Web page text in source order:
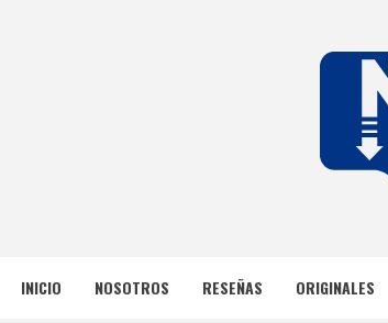
INICIO NOSOTROS RESEÑAS ORIGINALES